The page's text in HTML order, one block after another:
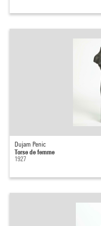
Dujam Penic
Torse de femme
1927